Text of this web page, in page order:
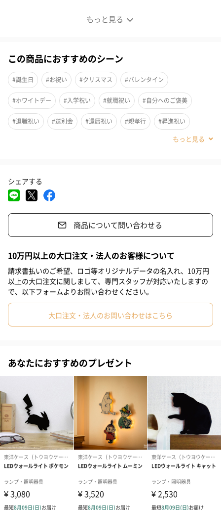
もっと見る
単3アルカリ乾電池1本(別売)使用で繰り返し使えます。
※電池平均寿命目安：約6ヶ月
使用方法
(2) ステッカーを丁寧に台紙から剥がし、壁面に貼り付けます。
(3) 時計からスポンジ部分をはずし剥離紙を剥がします。
(4) スポンジ部分をステッカーの○印に合わせて貼り付けます。
(5) 時計に単3乾電池(別売)を入れ、スポンジ部分にはめ込み完
成。
(6) 電池交換は時計をスポンジ部分からはすして行って下さい。
キャラクターズ
この商品におすすめのシーン
#誕生日 #お祝い #クリスマス #バレンタイン
#ホワイトデー #入学祝い #就職祝い #自分へのご褒美
#退職祝い #送別会 #還暦祝い #親孝行 #昇進祝い
#同僚女性
#親戚女性
#20代後半
シェアする
商品について問い合わせる
10万円以上の大口注文・法人のお客様について
請求書払いのご希望、ロゴ等オリジナルデータの名入れ、10万円
以上の大口注文に関しまして、専門スタッフが対応いたしますの
で、以下フォームよりお問い合わせください。
大口注文・法人のお問い合わせはこちら
あなたにおすすめのプレゼント